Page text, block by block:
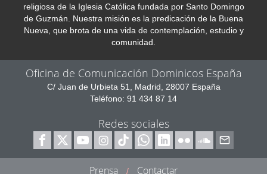
religiosa de la Iglesia Católica fundada por Santo Domingo
de Guzmán. Nuestra misión es la predicación de la Buena
Nueva, que brota de una vida de contemplación, estudio y
comunidad.
Oficina de Comunicación Dominicos España
C/ Juan de Urbieta 51, Madrid, 28007 España
Teléfono: 91 434 87 14
Redes sociales
Prensa / Contactar